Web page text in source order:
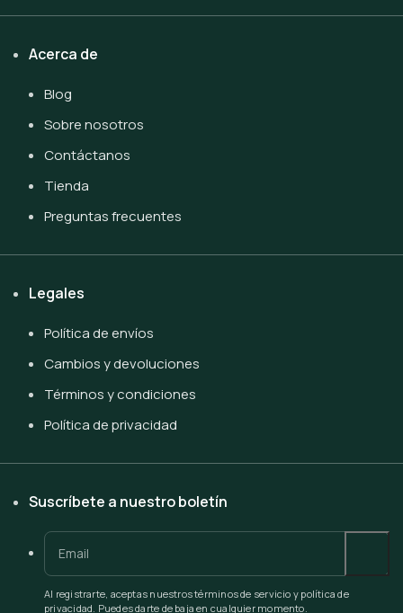
Acerca de
Blog
Sobre nosotros
Contáctanos
Tienda
Preguntas frecuentes
Legales
Política de envíos
Cambios y devoluciones
Términos y condiciones
Política de privacidad
Suscríbete a nuestro boletín
Al registrarte, aceptas nuestros términos de servicio y política de
privacidad. Puedes darte de baja en cualquier momento.